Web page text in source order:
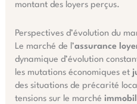
montant des loyers perçus.
Perspectives d’évolution du
Le marché de l’assurance
dynamique d’évolution
les mutations économiques et
des situations de précarité
tensions sur le marché